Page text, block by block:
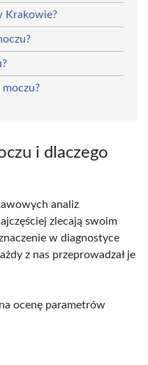
Krakowie?
i dlaczego
analiz
zlecają swoim
w diagnostyce
z nas przeprowadzał je
ocenę parametrów